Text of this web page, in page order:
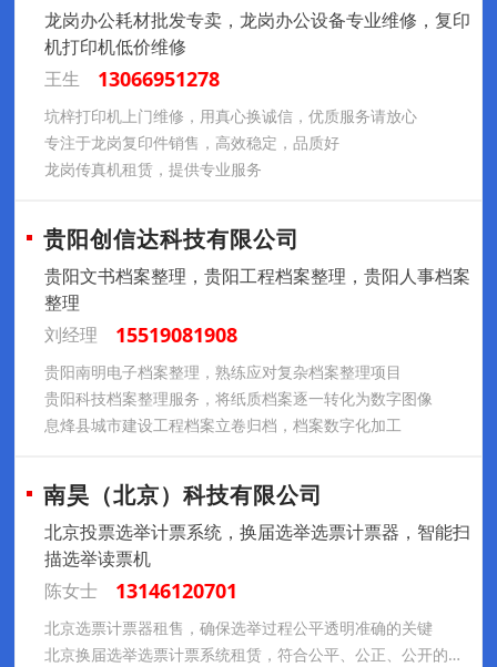
龙岗办公耗材批发专卖，龙岗办公设备专业维修，复印
机打印机低价维修
王生
13066951278
坑梓打印机上门维修，用真心换诚信，优质服务请放心
专注于龙岗复印件销售，高效稳定，品质好
龙岗传真机租赁，提供专业服务
贵阳创信达科技有限公司
贵阳文书档案整理，贵阳工程档案整理，贵阳人事档案
整理
刘经理
15519081908
贵阳南明电子档案整理，熟练应对复杂档案整理项目
贵阳科技档案整理服务，将纸质档案逐一转化为数字图像
息烽县城市建设工程档案立卷归档，档案数字化加工
南昊（北京）科技有限公司
北京投票选举计票系统，换届选举选票计票器，智能扫
描选举读票机
陈女士
13146120701
北京选票计票器租售，确保选举过程公平透明准确的关键
北京换届选举选票计票系统租赁，符合公平、公正、公开的标准